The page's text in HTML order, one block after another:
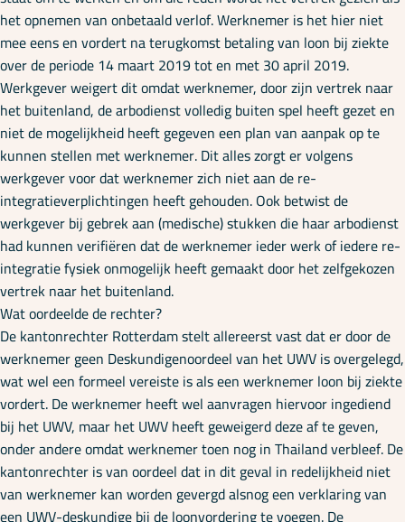
het opnemen van onbetaald verlof. Werknemer is het hier niet
mee eens en vordert na terugkomst betaling van loon bij ziekte
over de periode 14 maart 2019 tot en met 30 april 2019.
Werkgever weigert dit omdat werknemer, door zijn vertrek naar
het buitenland, de arbodienst volledig buiten spel heeft gezet en
niet de mogelijkheid heeft gegeven een plan van aanpak op te
kunnen stellen met werknemer. Dit alles zorgt er volgens
werkgever voor dat werknemer zich niet aan de re-
integratieverplichtingen heeft gehouden. Ook betwist de
werkgever bij gebrek aan (medische) stukken die haar arbodienst
had kunnen verifiëren dat de werknemer ieder werk of iedere re-
integratie fysiek onmogelijk heeft gemaakt door het zelfgekozen
vertrek naar het buitenland.
Wat oordeelde de rechter?
De kantonrechter Rotterdam stelt allereerst vast dat er door de
werknemer geen Deskundigenoordeel van het UWV is overgelegd,
wat wel een formeel vereiste is als een werknemer loon bij ziekte
vordert. De werknemer heeft wel aanvragen hiervoor ingediend
bij het UWV, maar het UWV heeft geweigerd deze af te geven,
onder andere omdat werknemer toen nog in Thailand verbleef. De
kantonrechter is van oordeel dat in dit geval in redelijkheid niet
van werknemer kan worden gevergd alsnog een verklaring van
een UWV-deskundige bij de loonvordering te voegen. De